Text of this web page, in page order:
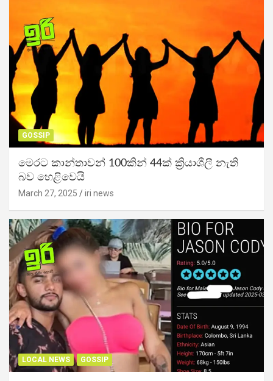
GOSSIP
මෙරට කාන්තාවන් 100කින් 44ක් ක්‍රියාශීලී නැති
බව හෙළිවෙයි
March 27, 2025 iri news
LOCAL NEWS GOSSIP